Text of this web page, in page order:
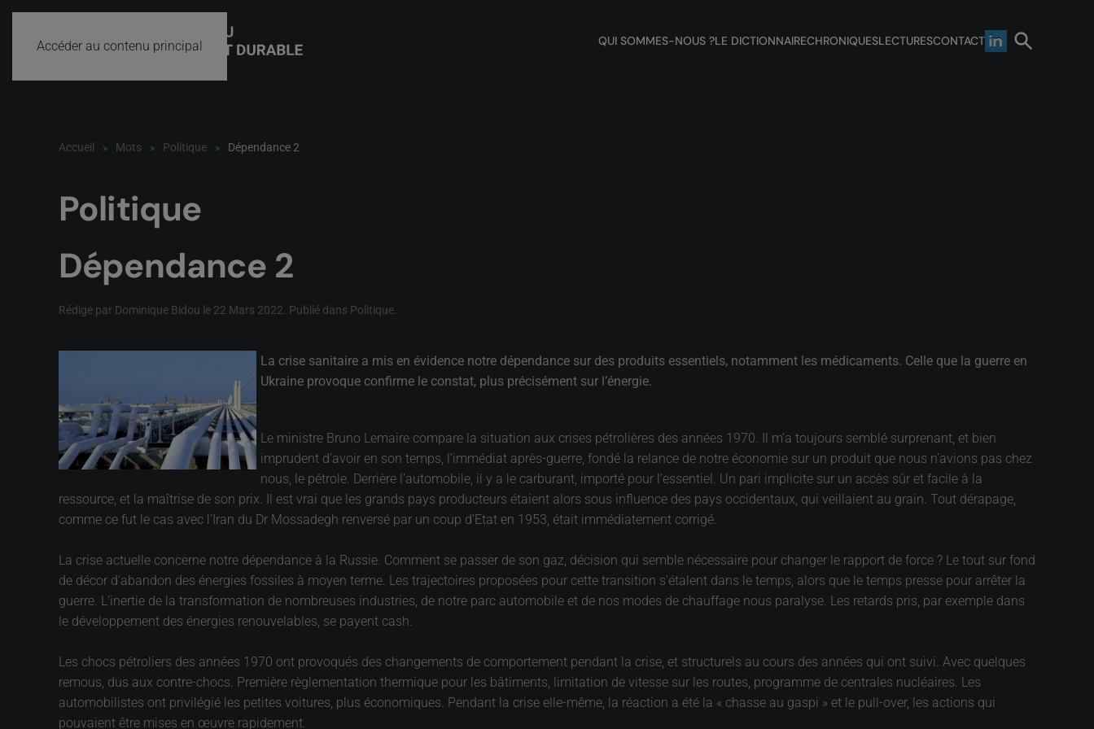
Accéder au contenu principal QUI SOMMES-NOUS ?LE DICTIONNAIRECHRONIQUESLECTURESCONTACT
Accueil Mots Politique Dépendance 2
Politique
Dépendance 2
Rédigé par Dominique Bidou le 22 Mars 2022 . Publié dans Politique
La crise sanitaire a mis en évidence notre dépendance sur des produits essentiels, notamment les médicaments. Celle que la guerre en
Ukraine provoque confirme le constat, plus précisément sur l’énergie.
Le ministre Bruno Lemaire compare la situation aux crises pétrolières des années 1970. Il m’a toujours semblé surprenant, et bien
imprudent d’avoir en son temps, l’immédiat après-guerre, fondé la relance de notre économie sur un produit que nous n’avions pas chez
nous, le pétrole. Derrière l’automobile, il y a le carburant, importé pour l’essentiel. Un pari implicite sur un accès sûr et facile à la
ressource, et la maîtrise de son prix. Il est vrai que les grands pays producteurs étaient alors sous influence des pays occidentaux, qui veillaient au grain. Tout dérapage,
comme ce fut le cas avec l’Iran du Dr Mossadegh renversé par un coup d’Etat en 1953, était immédiatement corrigé.
La crise actuelle concerne notre dépendance à la Russie. Comment se passer de son gaz, décision qui semble nécessaire pour changer le rapport de force ? Le tout sur fond
de décor d’abandon des énergies fossiles à moyen terme. Les trajectoires proposées pour cette transition s’étalent dans le temps, alors que le temps presse pour arrêter la
guerre. L’inertie de la transformation de nombreuses industries, de notre parc automobile et de nos modes de chauffage nous paralyse. Les retards pris, par exemple dans
le développement des énergies renouvelables, se payent cash.
Les chocs pétroliers des années 1970 ont provoqués des changements de comportement pendant la crise, et structurels au cours des années qui ont suivi. Avec quelques
remous, dus aux contre-chocs. Première règlementation thermique pour les bâtiments, limitation de vitesse sur les routes, programme de centrales nucléaires. Les
automobilistes ont privilégié les petites voitures, plus économiques. Pendant la crise elle-même, la réaction a été la « chasse au gaspi » et le pull-over, les actions qui
pouvaient être mises en œuvre rapidement.